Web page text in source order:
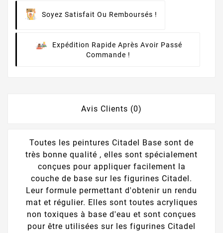
Soyez Satisfait Ou Remboursés !
Expédition Rapide Après Avoir Passé
Commande !
Avis Clients (0)
Toutes les peintures Citadel Base sont de
très bonne qualité , elles sont spécialement
conçues pour appliquer facilement la
couche de base sur les figurines Citadel.
Leur formule permettant d'obtenir un rendu
mat et régulier. Elles sont toutes acryliques
non toxiques à base d'eau et sont conçues
pour être utilisées sur les figurines Citadel